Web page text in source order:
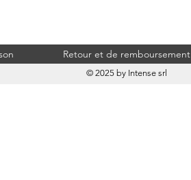
Retour et de remboursement
© 2025 by Intense srl